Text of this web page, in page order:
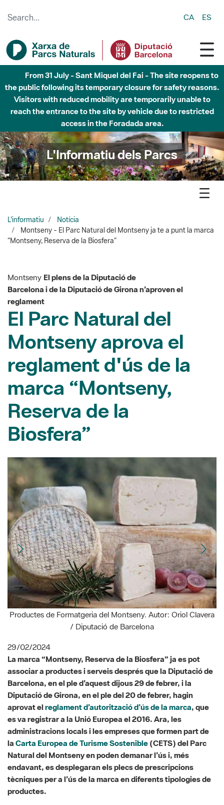
CA ES
Fins al desembre de 2026 - Parc Fluvial Besòs -
Afectacions a la llera del Parc Fluvial del Besòs degut a
obres de construcció d'una passera sobre el riu
L'Informatiu dels Parcs
“Montseny, Reserva de la Biosfera”
reglament
El Parc Natural del
Montseny aprova el
reglament d'ús de la
marca “Montseny,
Reserva de la
Biosfera”
Productes de Formatgeria del Montseny. Autor: Oriol Clavera
/ Diputació de Barcelona
associar a productes i serveis després que la Diputació de
Barcelona, en el ple d’aquest dijous 29 de febrer, i la
Diputació de Girona, en el ple del 20 de febrer, hagin
aprovat elreglament d’autorització d’ús de la marca
es va registrar a la Unió Europea el 2016. Ara, les
administracions locals i les empreses que formen part de
laCarta Europea de Turisme Sostenible(CETS) del Parc
Natural del Montseny en poden demanar l’ús i, més
endavant, es desplegaran els plecs de prescripcions
tècniques per a l’ús de la marca en diferents tipologies de
productes.
La creació de la marca respon al pla d’acció de la Reserva de
la Biosfera, que inclou la definició, promoció i ús de la marca